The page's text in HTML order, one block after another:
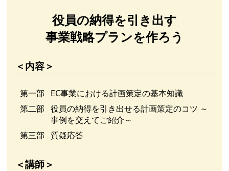
役員の納得を引き出す
事業戦略プランを作ろう
＜内容＞
第一部
EC事業における計画策定の基本知識
第二部 役員の納得を引き出せる計画策定のコツ ～
事例を交えてご紹介～
第三部
質疑応答
＜講師＞